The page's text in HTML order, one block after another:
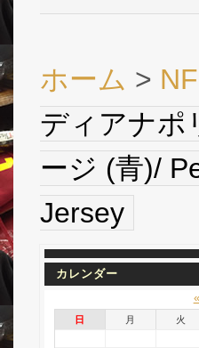
ホーム >
ディアナポ
ージ (青)/
Jersey
カレンダー
«
日 月 火